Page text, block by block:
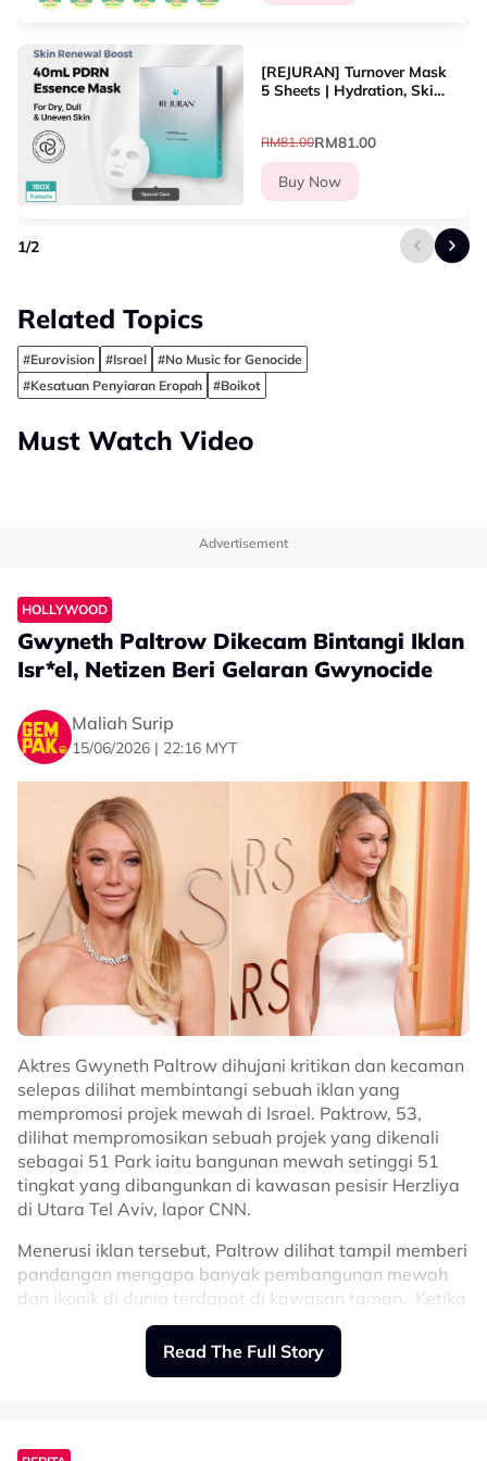
[REJURAN] Turnover Mask
5 Sheets | Hydration, Skin
RM81.00RM81.00
Buy Now
1/2
Related Topics
#Eurovision #Israel
#No Music for Genocide
#Kesatuan Penyiaran Eropah
#Boikot
Must Watch Video
Advertisement
HOLLYWOOD
Gwyneth Paltrow Dikecam Bintangi Iklan
Isr*el, Netizen Beri Gelaran Gwynocide
Maliah Surip
15/06/2026 | 22:16 MYT
Aktres Gwyneth Paltrow dihujani kritikan dan kecaman
selepas dilihat membintangi sebuah iklan yang
mempromosi projek mewah di Israel. Paktrow, 53,
dilihat mempromosikan sebuah projek yang dikenali
sebagai 51 Park iaitu bangunan mewah setinggi 51
tingkat yang dibangunkan di kawasan pesisir Herzliya
di Utara Tel Aviv, lapor CNN.
Menerusi iklan tersebut, Paltrow dilihat tampil memberi
pandangan mengapa banyak pembangunan mewah
dan ikonik di dunia terdapat di kawasan taman. Ketika
ditanya adakah projek bangunan yang dipamerkan
berada di New York, mantan isteri Chris Martin itu
menjawab: “Herzliya. Israel."
Read The Full Story